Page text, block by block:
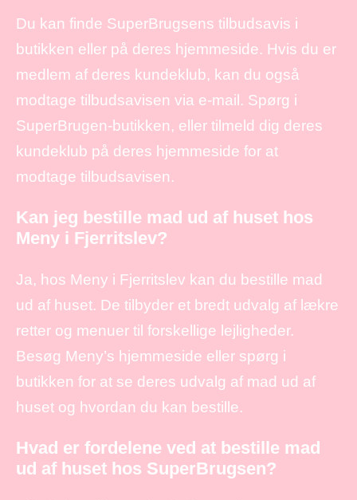
Du kan finde SuperBrugsens tilbudsavis i
butikken eller på deres hjemmeside. Hvis du er
medlem af deres kundeklub, kan du også
modtage tilbudsavisen via e-mail. Spørg i
SuperBrugen-butikken, eller tilmeld dig deres
kundeklub på deres hjemmeside for at
modtage tilbudsavisen.
Kan jeg bestille mad ud af huset hos
Meny i Fjerritslev?
Ja, hos Meny i Fjerritslev kan du bestille mad
ud af huset. De tilbyder et bredt udvalg af lækre
retter og menuer til forskellige lejligheder.
Besøg Meny’s hjemmeside eller spørg i
butikken for at se deres udvalg af mad ud af
huset og hvordan du kan bestille.
Hvad er fordelene ved at bestille mad
ud af huset hos SuperBrugsen?